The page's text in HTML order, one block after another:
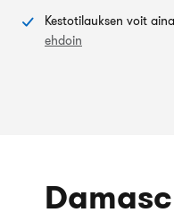
Kestotilauksen voit
ehdoin